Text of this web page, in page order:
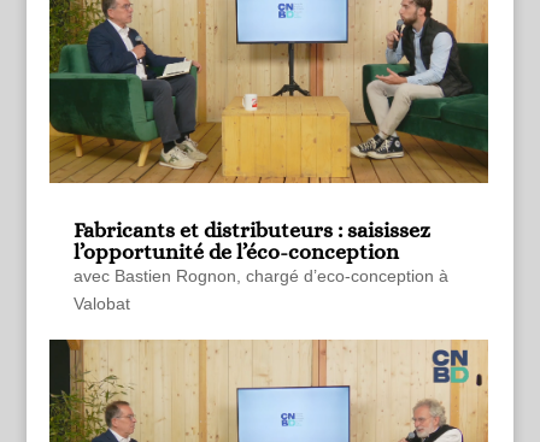
Fabricants et distributeurs : saisissez
l’opportunité de l’éco-conception
avec Bastien Rognon, chargé d’eco-conception à
Valobat